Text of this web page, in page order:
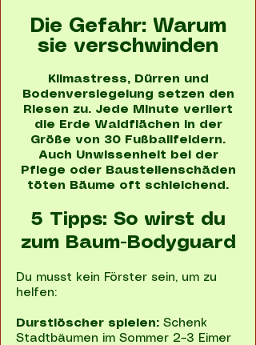
Die Gefahr: Warum
sie verschwinden
Klimastress, Dürren und
Bodenversiegelung setzen den
Riesen zu. Jede Minute verliert
die Erde Waldflächen in der
Größe von 30 Fußballfeldern.
Auch Unwissenheit bei der
Pflege oder Baustellenschäden
töten Bäume oft schleichend.
5 Tipps: So wirst du
zum Baum-Bodyguard
Du musst kein Förster sein, um zu
helfen:
Durstlöscher spielen: Schenk
Stadtbäumen im Sommer 2–3 Eimer